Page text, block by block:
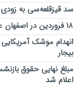
سد قیزقلعه‌سی به
۱۸ فروردین در اصفهان عزای عمومی اعلام شد
انهدام موشک
بیجار
اعلام شد